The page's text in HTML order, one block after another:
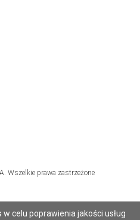
celu poprawienia jakości usług
Wszelkie prawa zastrzeżone